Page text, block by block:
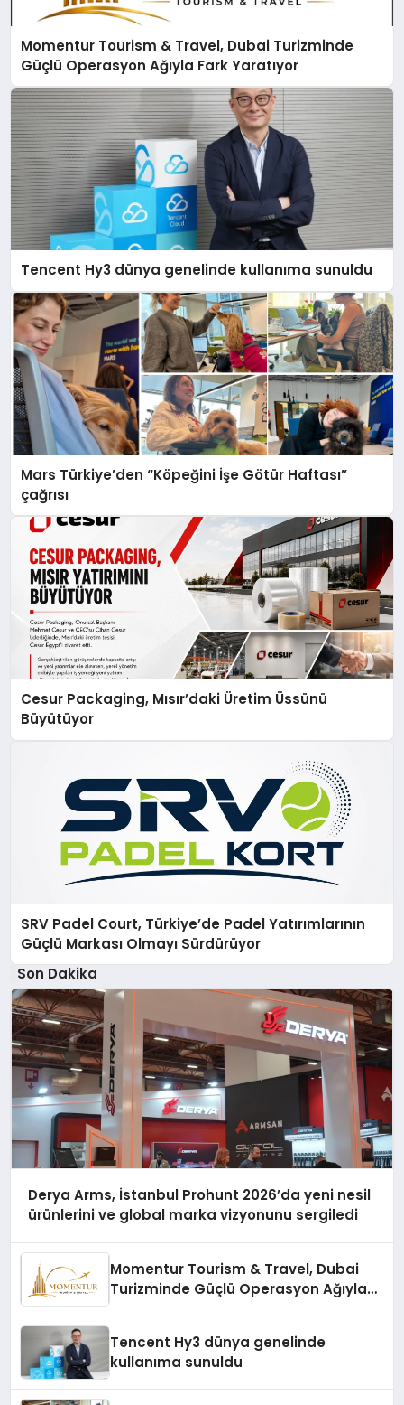
Momentur Tourism & Travel, Dubai Turizminde
Güçlü Operasyon Ağıyla Fark Yaratıyor
Tencent Hy3 dünya genelinde kullanıma sunuldu
Mars Türkiye’den “Köpeğini İşe Götür Haftası”
çağrısı
Cesur Packaging, Mısır’daki Üretim Üssünü
Büyütüyor
SRV Padel Court, Türkiye’de Padel Yatırımlarının
Güçlü Markası Olmayı Sürdürüyor
Son Dakika
Derya Arms, İstanbul Prohunt 2026’da yeni nesil
ürünlerini ve global marka vizyonunu sergiledi
Momentur Tourism & Travel, Dubai
Turizminde Güçlü Operasyon Ağıyla
Tencent Hy3 dünya genelinde
kullanıma sunuldu